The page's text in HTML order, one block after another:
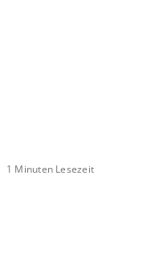
1 Minuten Lesezeit